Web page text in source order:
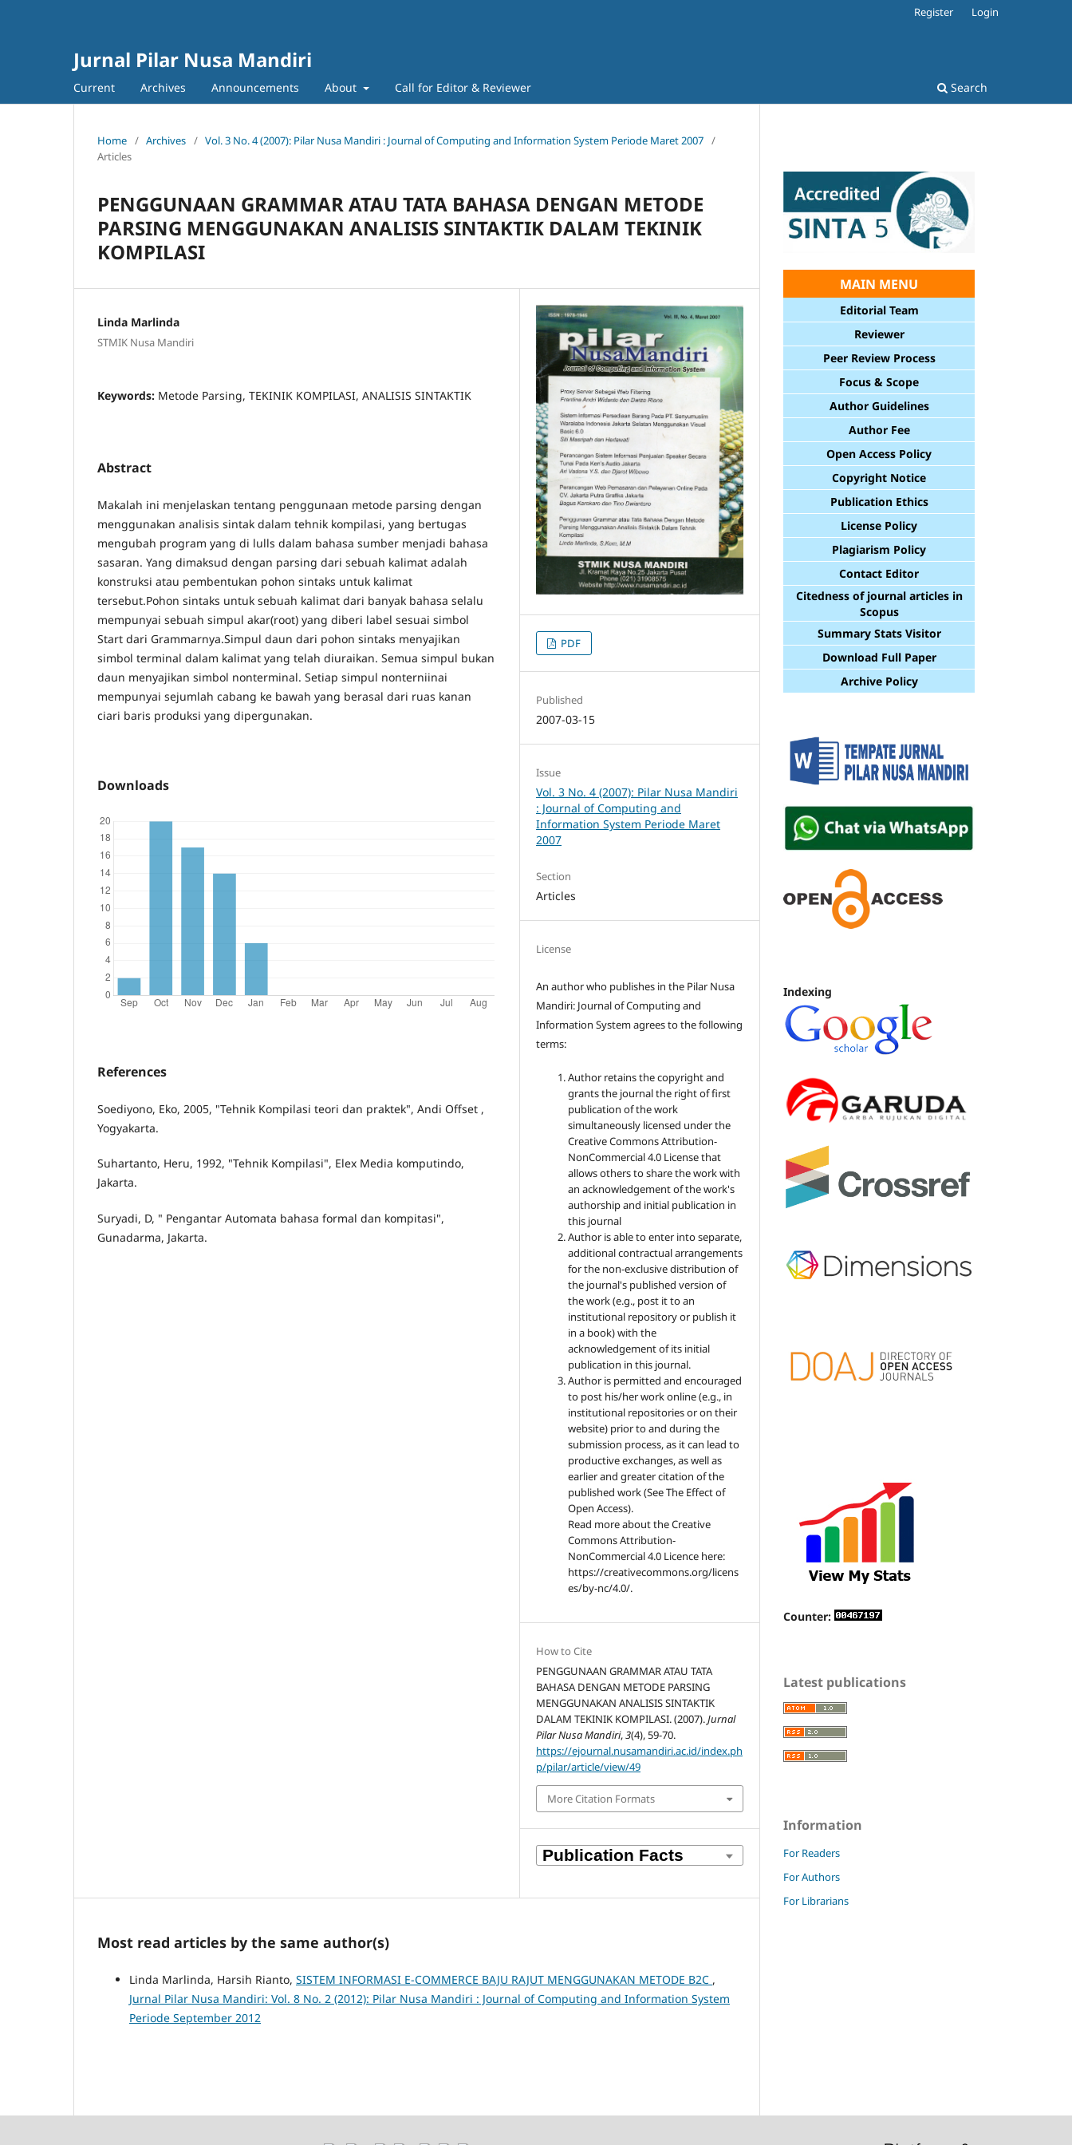
Jurnal Pilar Nusa Mandiri
Current Archives Announcements About Call for Editor & Reviewer Search
Register Login
Home / Archives / Vol. 3 No. 4 (2007): Pilar Nusa Mandiri : Journal of Computing and Information System Periode Maret 2007 /
Articles
PENGGUNAAN GRAMMAR ATAU TATA BAHASA DENGAN METODE
PARSING MENGGUNAKAN ANALISIS SINTAKTIK DALAM TEKINIK
KOMPILASI
Linda Marlinda
STMIK Nusa Mandiri
Keywords: Metode Parsing, TEKINIK KOMPILASI, ANALISIS SINTAKTIK
Abstract
Makalah ini menjelaskan tentang penggunaan metode parsing dengan
menggunakan analisis sintak dalam tehnik kompilasi, yang bertugas
mengubah program yang di lulls dalam bahasa sumber menjadi bahasa
sasaran. Yang dimaksud dengan parsing dari sebuah kalimat adalah
konstruksi atau pembentukan pohon sintaks untuk kalimat
tersebut.Pohon sintaks untuk sebuah kalimat dari banyak bahasa selalu
mempunyai sebuah simpul akar(root) yang diberi label sesuai simbol
Start dari Grammarnya.Simpul daun dari pohon sintaks menyajikan
simbol terminal dalam kalimat yang telah diuraikan. Semua simpul bukan
daun menyajikan simbol nonterminal. Setiap simpul nonterniinai
mempunyai sejumlah cabang ke bawah yang berasal dari ruas kanan
ciari baris produksi yang dipergunakan.
Downloads
References
Soediyono, Eko, 2005, "Tehnik Kompilasi teori dan praktek", Andi Offset ,
Yogyakarta.
Suhartanto, Heru, 1992, "Tehnik Kompilasi", Elex Media komputindo,
Jakarta.
Suryadi, D, " Pengantar Automata bahasa formal dan kompitasi",
Gunadarma, Jakarta.
PDF
Published
2007-03-15
Issue
Vol. 3 No. 4 (2007): Pilar Nusa Mandiri
: Journal of Computing and
Information System Periode Maret
2007
Section
Articles
License
An author who publishes in the Pilar Nusa
Mandiri: Journal of Computing and
Information System agrees to the following
terms:
Author retains the copyright and
grants the journal the right of first
publication of the work
simultaneously licensed under the
Creative Commons Attribution-
NonCommercial 4.0 License that
allows others to share the work with
an acknowledgement of the work's
authorship and initial publication in
this journal
Author is able to enter into separate,
additional contractual arrangements
for the non-exclusive distribution of
the journal's published version of
the work (e.g., post it to an
institutional repository or publish it
in a book) with the
acknowledgement of its initial
publication in this journal.
Author is permitted and encouraged
to post his/her work online (e.g., in
institutional repositories or on their
website) prior to and during the
submission process, as it can lead to
productive exchanges, as well as
earlier and greater citation of the
published work (See The Effect of
Open Access).
Read more about the Creative
Commons Attribution-
NonCommercial 4.0 Licence here:
https://creativecommons.org/licens
es/by-nc/4.0/.
How to Cite
PENGGUNAAN GRAMMAR ATAU TATA
BAHASA DENGAN METODE PARSING
MENGGUNAKAN ANALISIS SINTAKTIK
DALAM TEKINIK KOMPILASI. (2007).Jurnal
Pilar Nusa Mandiri,3(4), 59-70.
https://ejournal.nusamandiri.ac.id/index.ph
p/pilar/article/view/49
More Citation Formats
Most read articles by the same author(s)
Linda Marlinda, Harsih Rianto, SISTEM INFORMASI E-COMMERCE BAJU RAJUT MENGGUNAKAN METODE B2C ,
Jurnal Pilar Nusa Mandiri: Vol. 8 No. 2 (2012): Pilar Nusa Mandiri : Journal of Computing and Information System
Periode September 2012
MAIN MENU
Editorial Team
Reviewer
Peer Review Process
Focus & Scope
Author Guidelines
Author Fee
Open Access Policy
Copyright Notice
Publication Ethics
License Policy
Plagiarism Policy
Contact Editor
Citedness of journal articles in
Scopus
Summary Stats Visitor
Download Full Paper
Archive Policy
Indexing
Counter:
Latest publications
Information
For Readers
For Authors
For Librarians